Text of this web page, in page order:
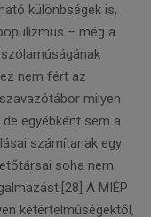
különbségek is,
– még a
nem fért az
milyen
egyébként sem a
számítanak egy
soha nem
A MIÉP
kétértelműségektől,